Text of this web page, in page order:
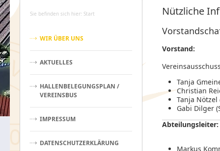
Sie befinden sich hier: Start
WIR ÜBER UNS
AKTUELLES
HALLENBELEGUNGSPLAN /
VEREINSBUS
IMPRESSUM
DATENSCHUTZERKLÄRUNG
Nützliche
Vorstand:
Tanja
Christian
Tanja
Gabi Dilger
Abteilungsleiter:
Markus